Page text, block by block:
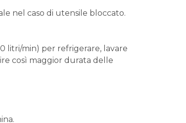
nel caso di utensile bloccato.
litri/min) per refrigerare, lavare
così maggior durata delle